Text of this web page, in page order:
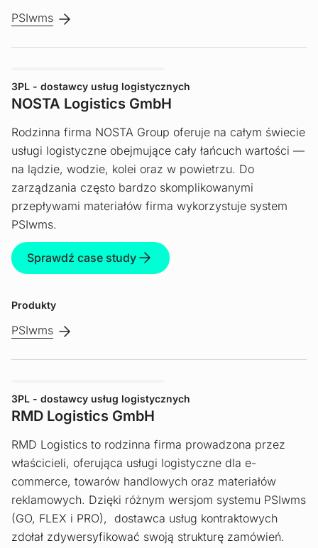
PSIwms
3PL - dostawcy usług logistycznych
NOSTA Logistics GmbH
Rodzinna firma NOSTA Group oferuje na całym świecie
usługi logistyczne obejmujące cały łańcuch wartości —
na lądzie, wodzie, kolei oraz w powietrzu. Do
zarządzania często bardzo skomplikowanymi
przepływami materiałów firma wykorzystuje system
PSIwms.
Sprawdź case study
Produkty
PSIwms
3PL - dostawcy usług logistycznych
RMD Logistics GmbH
RMD Logistics to rodzinna firma prowadzona przez
właścicieli, oferująca usługi logistyczne dla e-
commerce, towarów handlowych oraz materiałów
reklamowych. Dzięki różnym wersjom systemu PSIwms
(GO, FLEX i PRO), dostawca usług kontraktowych
zdołał zdywersyfikować swoją strukturę zamówień.